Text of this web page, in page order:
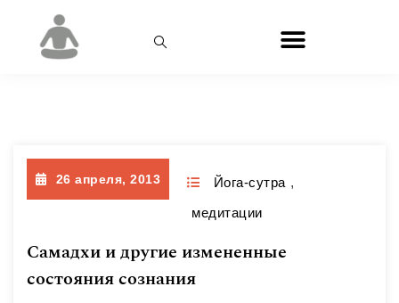
26 апреля, 2013 Йога-сутра ,
медитации
Самадхи и другие измененные
состояния сознания